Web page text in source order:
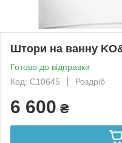
Штори на ванну
Готово до відправки
Код: С10645
Роздріб
6 600 ₴